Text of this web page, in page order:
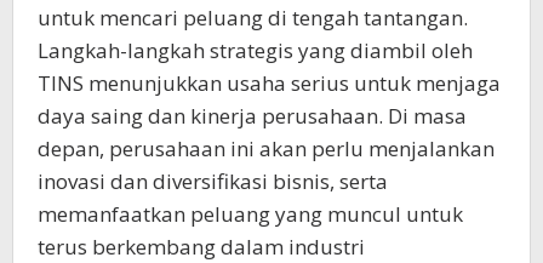
untuk mencari peluang di tengah tantangan.
Langkah-langkah strategis yang diambil oleh
TINS menunjukkan usaha serius untuk menjaga
daya saing dan kinerja perusahaan. Di masa
depan, perusahaan ini akan perlu menjalankan
inovasi dan diversifikasi bisnis, serta
memanfaatkan peluang yang muncul untuk
terus berkembang dalam industri